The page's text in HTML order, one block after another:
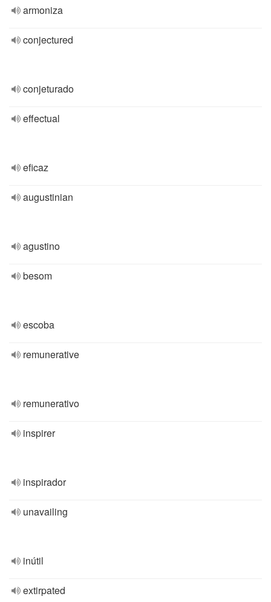
armoniza
conjectured
conjeturado
effectual
eficaz
augustinian
agustino
besom
escoba
remunerative
remunerativo
inspirer
inspirador
unavailing
inútil
extirpated